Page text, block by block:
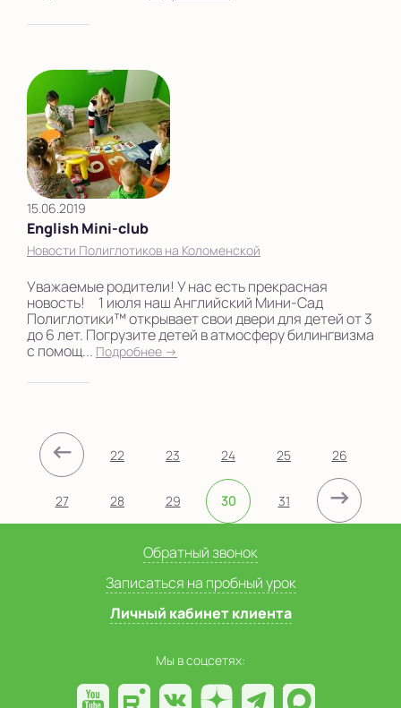
15.06.2019
English Mini-club
Новости Полиглотиков на Коломенской
Уважаемые родители! У нас есть прекрасная
новость!⠀ 1 июля наш Английский Мини-Сад
Полиглотики™ открывает свои двери для детей от 3
до 6 лет. Погрузите детей в атмосферу билингвизма
с помощ... Подробнее →
← 22 23 24 25 26
27 28 29 30 31 →
Обратный звонок
Записаться на пробный урок
Личный кабинет клиента
Мы в соцсетях: